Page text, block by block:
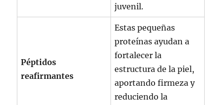
juvenil.
Péptidos
reafirmantes
Estas pequeñas
proteínas ayudan a
fortalecer la
estructura de la piel,
aportando firmeza y
reduciendo la